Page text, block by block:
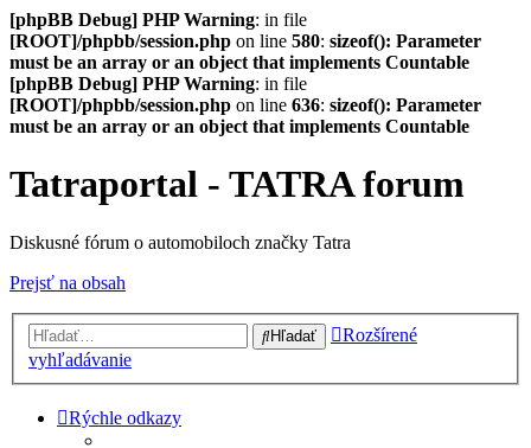
[phpBB Debug] PHP Warning: in file
[ROOT]/phpbb/session.php on line 580: sizeof(): Parameter
must be an array or an object that implements Countable
[phpBB Debug] PHP Warning: in file
[ROOT]/phpbb/session.php on line 636: sizeof(): Parameter
must be an array or an object that implements Countable
Tatraportal - TATRA forum
Diskusné fórum o automobiloch značky Tatra
Prejsť na obsah
Hľadať
Rozšírené
vyhľadávanie
Rýchle odkazy